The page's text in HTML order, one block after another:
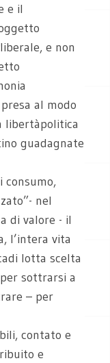
e il
e non
al modo
libertàpolitica
guadagnate
nel
di valore - il
l’intera vita
lotta scelta
sottrarsi a
– per
contato e
e